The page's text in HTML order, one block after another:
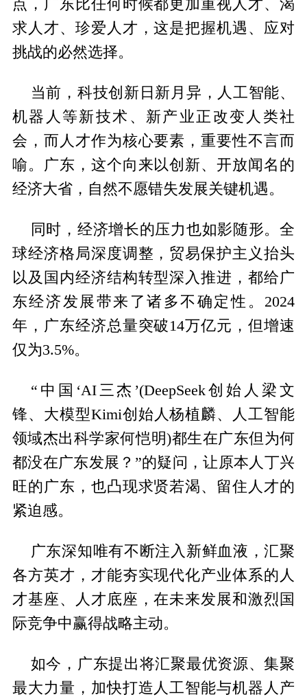
点，广东比任何时候都更加重视人才、渴
求人才、珍爱人才，这是把握机遇、应对
挑战的必然选择。
当前，科技创新日新月异，人工智能、
机器人等新技术、新产业正改变人类社
会，而人才作为核心要素，重要性不言而
喻。广东，这个向来以创新、开放闻名的
经济大省，自然不愿错失发展关键机遇。
同时，经济增长的压力也如影随形。全
球经济格局深度调整，贸易保护主义抬头
以及国内经济结构转型深入推进，都给广
东经济发展带来了诸多不确定性。2024
年，广东经济总量突破14万亿元，但增速
仅为3.5%。
“中国‘AI三杰’(DeepSeek创始人梁文
锋、大模型Kimi创始人杨植麟、人工智能
领域杰出科学家何恺明)都生在广东但为何
都没在广东发展？”的疑问，让原本人丁兴
旺的广东，也凸现求贤若渴、留住人才的
紧迫感。
广东深知唯有不断注入新鲜血液，汇聚
各方英才，才能夯实现代化产业体系的人
才基座、人才底座，在未来发展和激烈国
际竞争中赢得战略主动。
如今，广东提出将汇聚最优资源、集聚
最大力量，加快打造人工智能与机器人产